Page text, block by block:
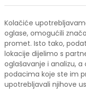
Kolačiće
oglase, omogućili
promet. Isto tako,
lokacije dijelimo s
oglašavanje i analizu,
podacima koje ste im
upotrebljavali njihove